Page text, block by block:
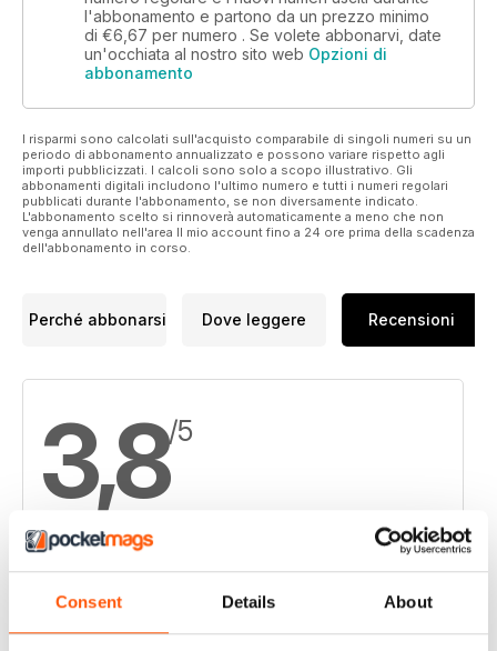
Consent Details About
l'abbonamento e partono da un prezzo minimo
di €6,67 per numero . Se volete abbonarvi, date
un'occhiata al nostro sito web Opzioni di
abbonamento
I risparmi sono calcolati sull'acquisto comparabile di singoli numeri su un
periodo di abbonamento annualizzato e possono variare rispetto agli
importi pubblicizzati. I calcoli sono solo a scopo illustrativo. Gli
abbonamenti digitali includono l'ultimo numero e tutti i numeri regolari
pubblicati durante l'abbonamento, se non diversamente indicato.
L'abbonamento scelto si rinnoverà automaticamente a meno che non
venga annullato nell'area Il mio account fino a 24 ore prima della scadenza
dell'abbonamento in corso.
Perché abbonarsi Dove leggere Recensioni
3,8/5
Basato su 4 Recensioni dei clienti